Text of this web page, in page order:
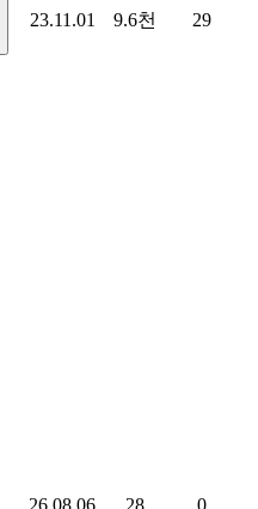
23.11.01 9.6천 29
26.08.06 28 0